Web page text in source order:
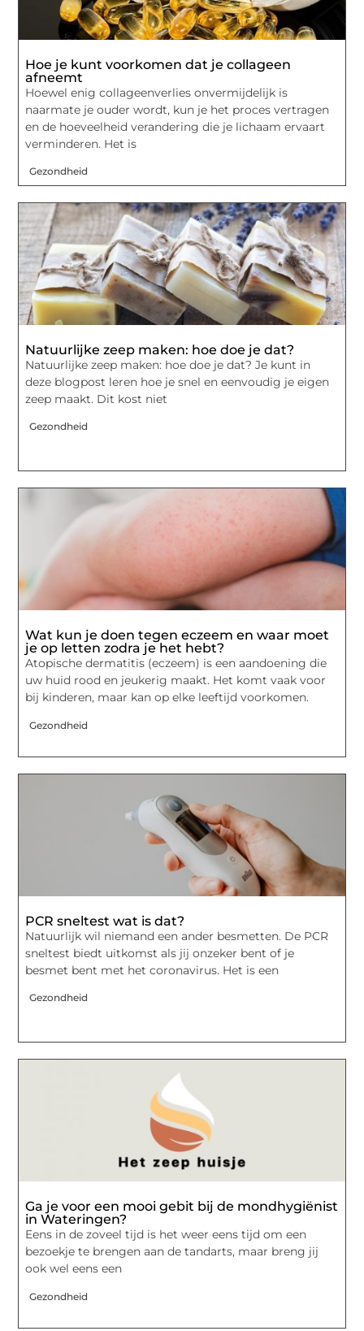
Hoe je kunt voorkomen dat je collageen
afneemt
Hoewel enig collageenverlies onvermijdelijk is
naarmate je ouder wordt, kun je het proces vertragen
en de hoeveelheid verandering die je lichaam ervaart
verminderen. Het is
Gezondheid
Natuurlijke zeep maken: hoe doe je dat?
Natuurlijke zeep maken: hoe doe je dat? Je kunt in
deze blogpost leren hoe je snel en eenvoudig je eigen
zeep maakt. Dit kost niet
Gezondheid
Wat kun je doen tegen eczeem en waar moet
je op letten zodra je het hebt?
Atopische dermatitis (eczeem) is een aandoening die
uw huid rood en jeukerig maakt. Het komt vaak voor
bij kinderen, maar kan op elke leeftijd voorkomen.
Gezondheid
PCR sneltest wat is dat?
Natuurlijk wil niemand een ander besmetten. De PCR
sneltest biedt uitkomst als jij onzeker bent of je
besmet bent met het coronavirus. Het is een
Gezondheid
Ga je voor een mooi gebit bij de mondhygiënist
in Wateringen?
Eens in de zoveel tijd is het weer eens tijd om een
bezoekje te brengen aan de tandarts, maar breng jij
ook wel eens een
Gezondheid